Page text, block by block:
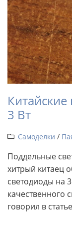
3 Вт
Самоделки /
Поддельные
хитрый китаец
светодиоды на
качественного
говорил в